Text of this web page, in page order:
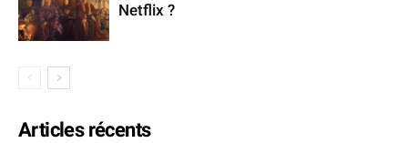
Netflix ?
Articles récents